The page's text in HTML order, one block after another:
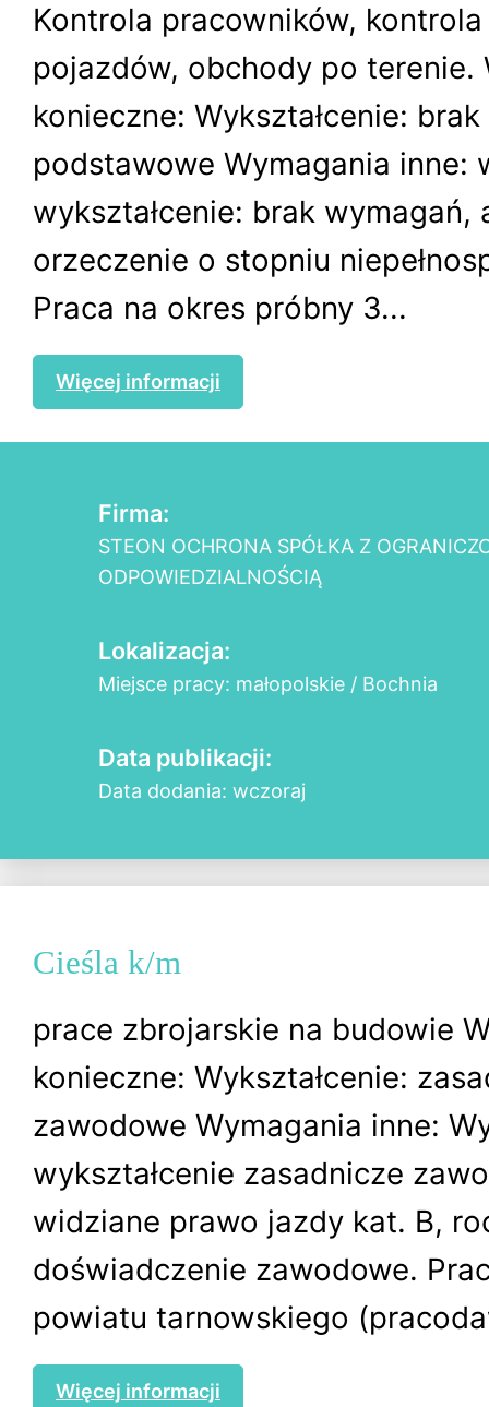
Kontrola pracowników,
pojazdów, obchody po terenie.
konieczne: Wykształcenie: brak
podstawowe Wymagania inne:
wykształcenie: brak wymagań,
orzeczenie o stopniu
Praca na okres próbny 3...
Więcej informacji
Firma:
STEON OCHRONA SPÓŁKA Z
ODPOWIEDZIALNOŚCIĄ
Lokalizacja:
Miejsce pracy: małopolskie / Bochnia
Data publikacji:
Data dodania: wczoraj
Cieśla k/m
prace zbrojarskie na budowie
konieczne: Wykształcenie:
zawodowe Wymagania inne:
wykształcenie zasadnicze
widziane prawo jazdy kat. B,
doświadczenie zawodowe.
powiatu tarnowskiego
Więcej informacji